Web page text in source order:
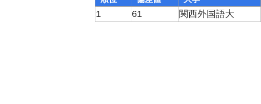
1 61 関西外国語大